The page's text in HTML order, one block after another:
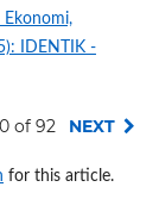
Ekonomi,
IDENTIK -
of 92 NEXT
for this article.